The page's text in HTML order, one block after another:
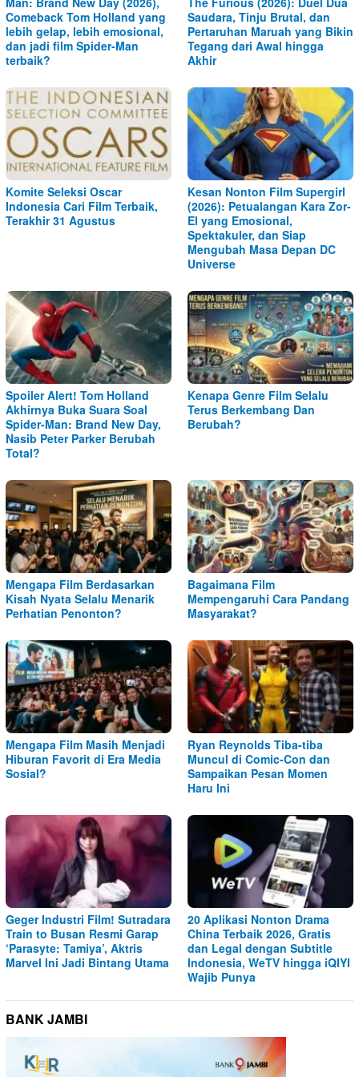
Comeback Tom Holland yang
lebih gelap, lebih emosional,
dan jadi film Spider-Man
terbaik?
Saudara, Tinju Brutal, dan
Pertaruhan Maruah yang Bikin
Tegang dari Awal hingga
Akhir
Komite Seleksi Oscar
Indonesia Cari Film Terbaik,
Terakhir 31 Agustus
Kesan Nonton Film Supergirl
(2026): Petualangan Kara Zor-
El yang Emosional,
Spektakuler, dan Siap
Mengubah Masa Depan DC
Universe
Spoiler Alert! Tom Holland
Akhirnya Buka Suara Soal
Spider-Man: Brand New Day,
Nasib Peter Parker Berubah
Total?
Kenapa Genre Film Selalu
Terus Berkembang Dan
Berubah?
Mengapa Film Berdasarkan
Kisah Nyata Selalu Menarik
Perhatian Penonton?
Bagaimana Film
Mempengaruhi Cara Pandang
Masyarakat?
Mengapa Film Masih Menjadi
Hiburan Favorit di Era Media
Sosial?
Ryan Reynolds Tiba-tiba
Muncul di Comic-Con dan
Sampaikan Pesan Momen
Haru Ini
Geger Industri Film! Sutradara
Train to Busan Resmi Garap
‘Parasyte: Tamiya’, Aktris
Marvel Ini Jadi Bintang Utama
20 Aplikasi Nonton Drama
China Terbaik 2026, Gratis
dan Legal dengan Subtitle
Indonesia, WeTV hingga iQIYI
Wajib Punya
BANK JAMBI